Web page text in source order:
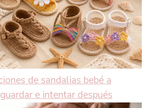
de sandalias bebé a
e intentar después